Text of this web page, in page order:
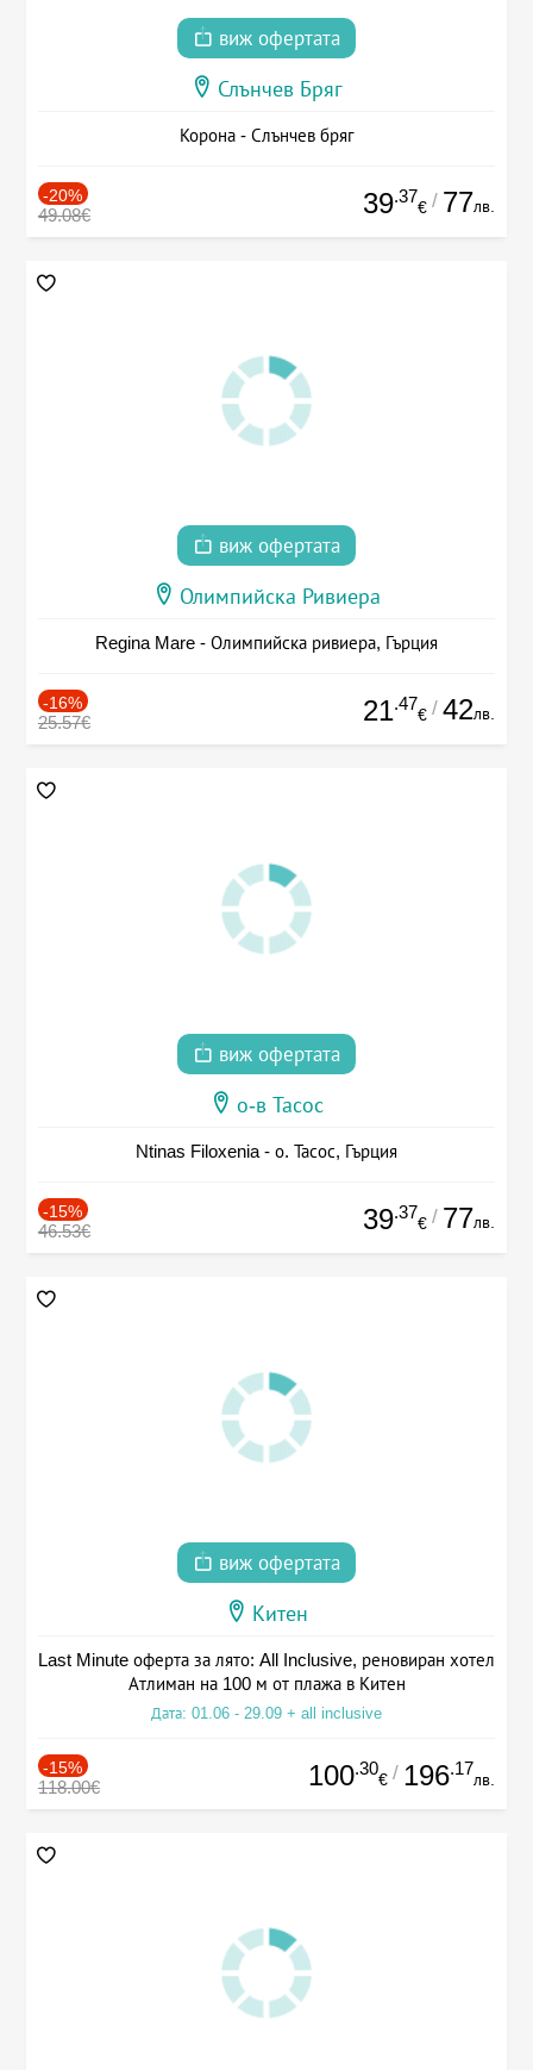
виж офертата
Слънчев Бряг
Корона - Слънчев бряг
-20%
49.08€ 39.37
€ / 77лв.
виж офертата
Олимпийска Ривиера
Regina Mare - Олимпийска ривиера, Гърция
-16%
25.57€ 21.47
€ / 42лв.
виж офертата
о-в Тасос
Ntinas Filoxenia - о. Тасос, Гърция
-15%
46.53€ 39.37
€ / 77лв.
виж офертата
Китен
Last Minute оферта за лято: All Inclusive, реновиран хотел
Атлиман на 100 м от плажа в Китен
Дата: 01.06 - 29.09 + all inclusive
-15%
118.00€ 100.30
€ / 196.17
лв.